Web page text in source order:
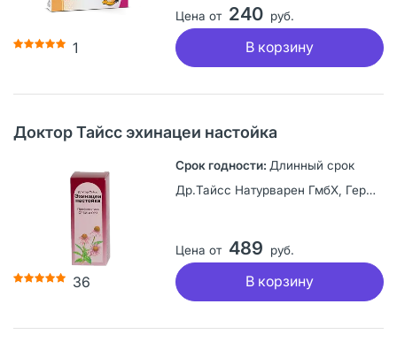
1
Цена от 240 руб.
В корзину
Доктор Тайсс эхинацеи настойка
36
Длинный срок
Др.Тайсс Натурварен ГмбХ, Германия
Цена от 489 руб.
В корзину